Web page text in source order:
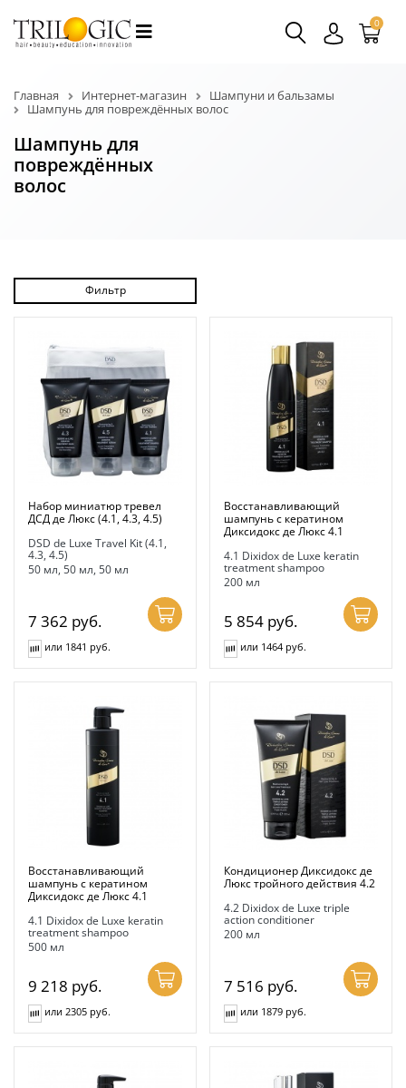
0
Главная Интернет-магазин
Шампуни и бальзамы
Шампунь для повреждённых волос
Шампунь для
повреждённых
волос
Фильтр
Набор миниатюр тревел
ДСД де Люкс (4.1, 4.3, 4.5)
DSD de Luxe Travel Kit (4.1,
4.3, 4.5)
50 мл, 50 мл, 50 мл
7 362 руб.
или 1841 руб.
Восстанавливающий
шампунь с кератином
Диксидокс де Люкс 4.1
4.1 Dixidox de Luxe keratin
treatment shampoo
200 мл
5 854 руб.
или 1464 руб.
Восстанавливающий
шампунь с кератином
Диксидокс де Люкс 4.1
4.1 Dixidox de Luxe keratin
treatment shampoo
500 мл
9 218 руб.
или 2305 руб.
Кондиционер Диксидокс де
Люкс тройного действия 4.2
4.2 Dixidox de Luxe triple
action conditioner
200 мл
7 516 руб.
или 1879 руб.